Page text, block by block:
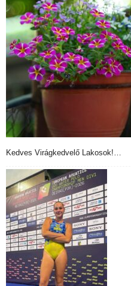
Kedves Virágkedvelő Lakosok!…